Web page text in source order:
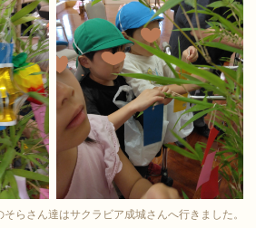
らさん達はサクラビア成城さんへ行きました。